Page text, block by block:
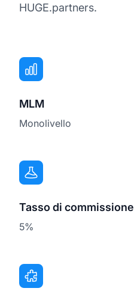
HUGE.partners.
MLM
Monolivello
Tasso di commissione
5%